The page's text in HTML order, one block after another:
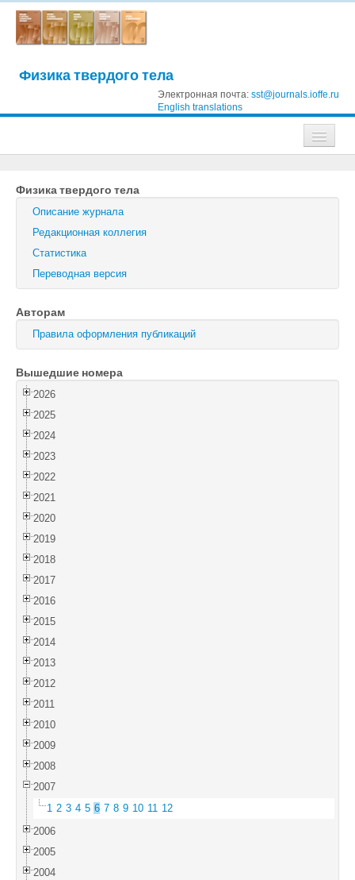
Физика твердого тела
Электронная почта: sst@journals.ioffe.ru
English translations
Журнал технической физики
Письма в Журнал технической физики
Физика твердого тела
Физика и техника полупроводников
Оптика и спектроскопия
Поиск
Войти
Физика твердого тела
Описание журнала
Редакционная коллегия
Статистика
Переводная версия
Авторам
Правила оформления публикаций
Вышедшие номера
2026
2025
2024
2023
2022
2021
2020
2019
2018
2017
2016
2015
2014
2013
2012
2011
2010
2009
2008
2007
1 2 3 4 5 6 7 8 9 10 11 12
2006
2005
2004